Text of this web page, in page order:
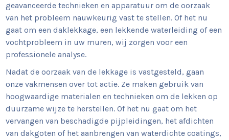
geavanceerde technieken en apparatuur om de oorzaak
van het probleem nauwkeurig vast te stellen. Of het nu
gaat om een daklekkage, een lekkende waterleiding of een
vochtprobleem in uw muren, wij zorgen voor een
professionele analyse.
Nadat de oorzaak van de lekkage is vastgesteld, gaan
onze vakmensen over tot actie. Ze maken gebruik van
hoogwaardige materialen en technieken om de lekken op
duurzame wijze te herstellen. Of het nu gaat om het
vervangen van beschadigde pijpleidingen, het afdichten
van dakgoten of het aanbrengen van waterdichte coatings,